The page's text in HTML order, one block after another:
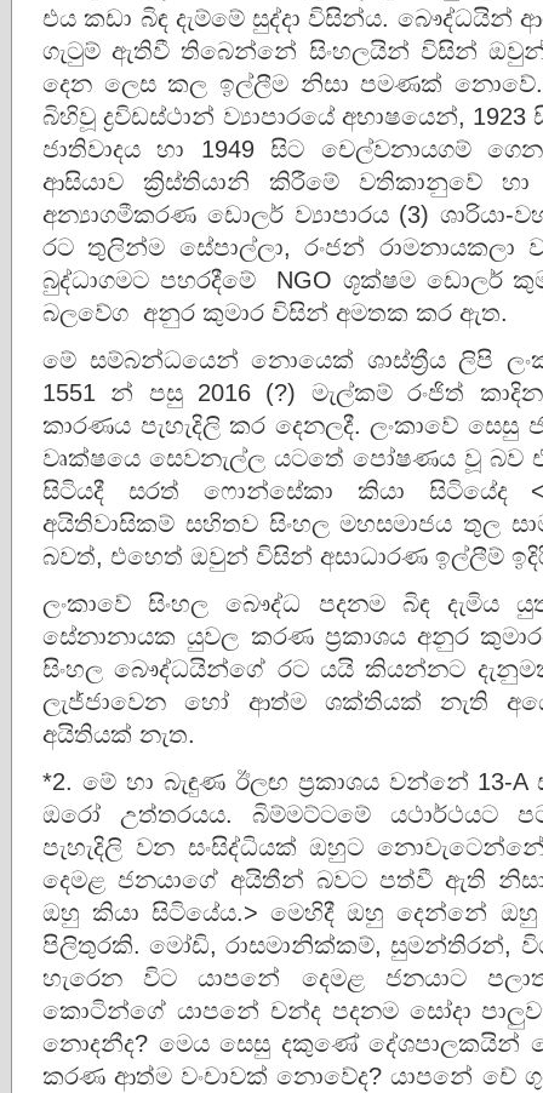
එය කඩා බිඳ දැම්මේ සුද්දා විසින්ය. බෞද්ධයින්
ගැටුම් ඇතිවී තිබෙන්නේ සිංහලයින් විසින්
දෙන ලෙස කල ඉල්ලීම නිසා පමණක් නොවේ.
බිහිවූ ද්‍රවිඩස්ථාන් ව්‍යාපාරයේ අභාෂයෙන්,
ජාතිවාදය හා 1949 සිට චෙල්වනායගම්
ආසියාව ක්‍රිස්තියානි කිරීමේ වතිකානුවේ හා
අන්‍යාගමීකරණ ඩොලර් ව්‍යාපාරය (3) ශාරියා-
රට තුලින්ම සේපාල්ලා, රංජන්
බුද්ධාගමට පහරදීමේ NGO ශූක්ෂම ඩොලර්
බලවේග අනුර කුමාර විසින් අමතක කර ඇත.
මේ සම්බන්ධයෙන් නොයෙක් ශාස්ත්‍රීය ලිපි
1551 න් පසු 2016 (?) මැල්කම් රංජිත්
කාරණය පැහැදිලි කර දෙනලදී. ලංකාවේ
වෘක්ෂයෙ සෙවනැල්ල යටතේ පෝෂණය වූ බව
සිටියදී සරත් ෆොන්සේකා කියා සිටියේද
අයිතිවාසිකම් සහිතව සිංහල මහසමාජය තුල
බවත්, එහෙත් ඔවුන් විසින් අසාධාරණ ඉල්ලීම්
ලංකාවේ සිංහල බෞද්ධ පදනම බිඳ දැමිය
සේනානායක යුවල කරණ ප්‍රකාශය අනුර
සිංහල බෞද්ධයින්ගේ රට යයි කියන්නට
ලැජ්ජාවෙන හෝ ආත්ම ශක්තියක් නැති
අයිතියක් නැත.
*2. මේ හා බැඳුණ ඊලඟ ප්‍රකාශය වන්නේ
ඔරෝ උත්තරයය. බිම්මට්ටමේ යථාර්ථයට
පැහැදිලි වන සංසිද්ධියක් ඔහුට
දෙමළ ජනයාගේ අයිතීන් බවට පත්වී ඇති
ඔහු කියා සිටියේය.> මෙහිදී ඔහු දෙන්නේ
පිලිතුරකි. මෝඩි, රාසමානික්කම්, සුමන්තිරන්,
හැරෙන විට යාපනේ දෙමළ ජනයාට
කොටින්ගේ යාපනේ චන්ද පදනම සෝදා
නොදනීද? මෙය සෙසු දකුණේ දේශපාලකයින්
කරණ ආත්ම වංචාවක් නොවේද? යාපනේ චේ